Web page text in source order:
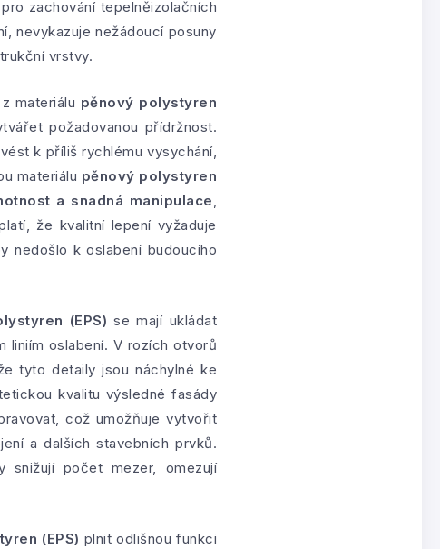
zachování tepelněizolačních
nevykazuje nežádoucí posuny
vrstvy.
materiálu pěnový polystyren
požadovanou přídržnost.
k příliš rychlému vysychání,
materiálu pěnový polystyren
a snadná manipulace,
že kvalitní lepení vyžaduje
nedošlo k oslabení budoucího
(EPS) se mají ukládat
liniím oslabení. V rozích otvorů
tyto detaily jsou náchylné ke
kvalitu výsledné fasády
což umožňuje vytvořit
a dalších stavebních prvků.
snižují počet mezer, omezují
(EPS) plnit odlišnou funkci